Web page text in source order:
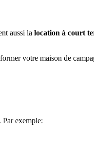
aussi la location à court
votre maison de
Par exemple: